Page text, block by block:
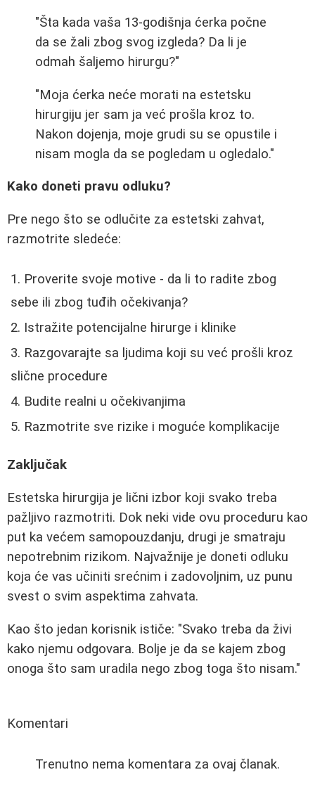
"Šta kada vaša 13-godišnja ćerka počne
da se žali zbog svog izgleda? Da li je
odmah šaljemo hirurgu?"
"Moja ćerka neće morati na estetsku
hirurgiju jer sam ja već prošla kroz to.
Nakon dojenja, moje grudi su se opustile i
nisam mogla da se pogledam u ogledalo."
Kako doneti pravu odluku?
Pre nego što se odlučite za estetski zahvat,
razmotrite sledeće:
Proverite svoje motive - da li to radite zbog
sebe ili zbog tuđih očekivanja?
Istražite potencijalne hirurge i klinike
Razgovarajte sa ljudima koji su već prošli kroz
slične procedure
Budite realni u očekivanjima
Razmotrite sve rizike i moguće komplikacije
Zaključak
Estetska hirurgija je lični izbor koji svako treba
pažljivo razmotriti. Dok neki vide ovu proceduru kao
put ka većem samopouzdanju, drugi je smatraju
nepotrebnim rizikom. Najvažnije je doneti odluku
koja će vas učiniti srećnim i zadovoljnim, uz punu
svest o svim aspektima zahvata.
Kao što jedan korisnik ističe: "Svako treba da živi
kako njemu odgovara. Bolje je da se kajem zbog
onoga što sam uradila nego zbog toga što nisam."
Komentari
Trenutno nema komentara za ovaj članak.